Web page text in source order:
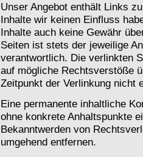
Unser Angebot enthält Links
Inhalte wir keinen Einfluss
Inhalte auch keine Gewähr
Seiten ist stets der jeweilige
verantwortlich. Die verlinkten
auf mögliche Rechtsverstöße
Zeitpunkt der Verlinkung nicht
Eine permanente inhaltliche
ohne konkrete Anhaltspunkte
Bekanntwerden von
umgehend entfernen.